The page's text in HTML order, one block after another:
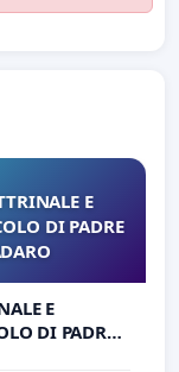
E
DI PADRE
E
DI PADRE